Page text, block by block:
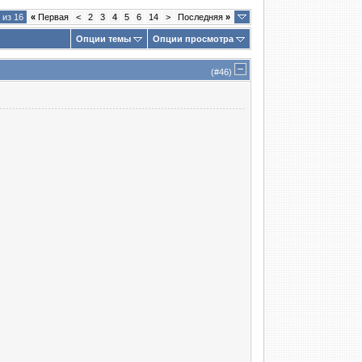
16 « Первая < 2 3 4 5 6 14 > Последняя »
Опции темы Опции просмотра
(#46)